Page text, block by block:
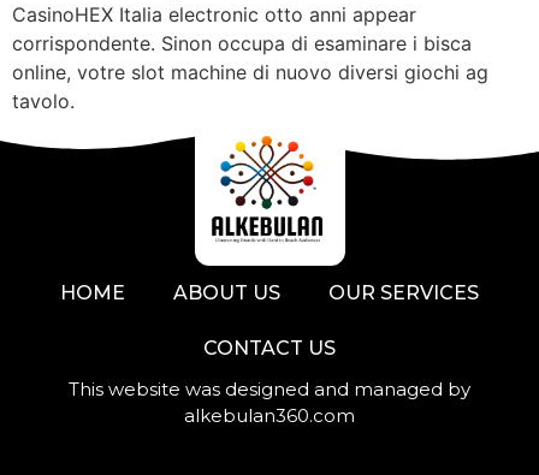
CasinoHEX Italia electronic otto anni appear
corrispondente. Sinon occupa di esaminare i bisca
online, votre slot machine di nuovo diversi giochi ag
tavolo.
HOME ABOUT US OUR SERVICES
CONTACT US
This website was designed and managed by
alkebulan360.com